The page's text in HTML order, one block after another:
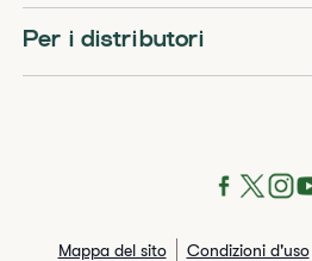
Per i distributori
Mappa del sito Condizioni d'uso